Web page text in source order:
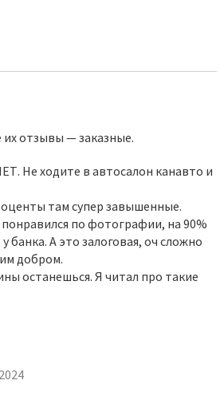
отзывы — заказные.
Не ходите в автосалон канавто и
там супер завышенные.
по фотографии, на 90%
банка. А это залоговая, оч сложно
добром.
останешься. Я читал про такие